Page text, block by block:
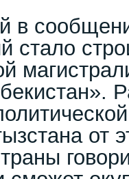
в
стало
от